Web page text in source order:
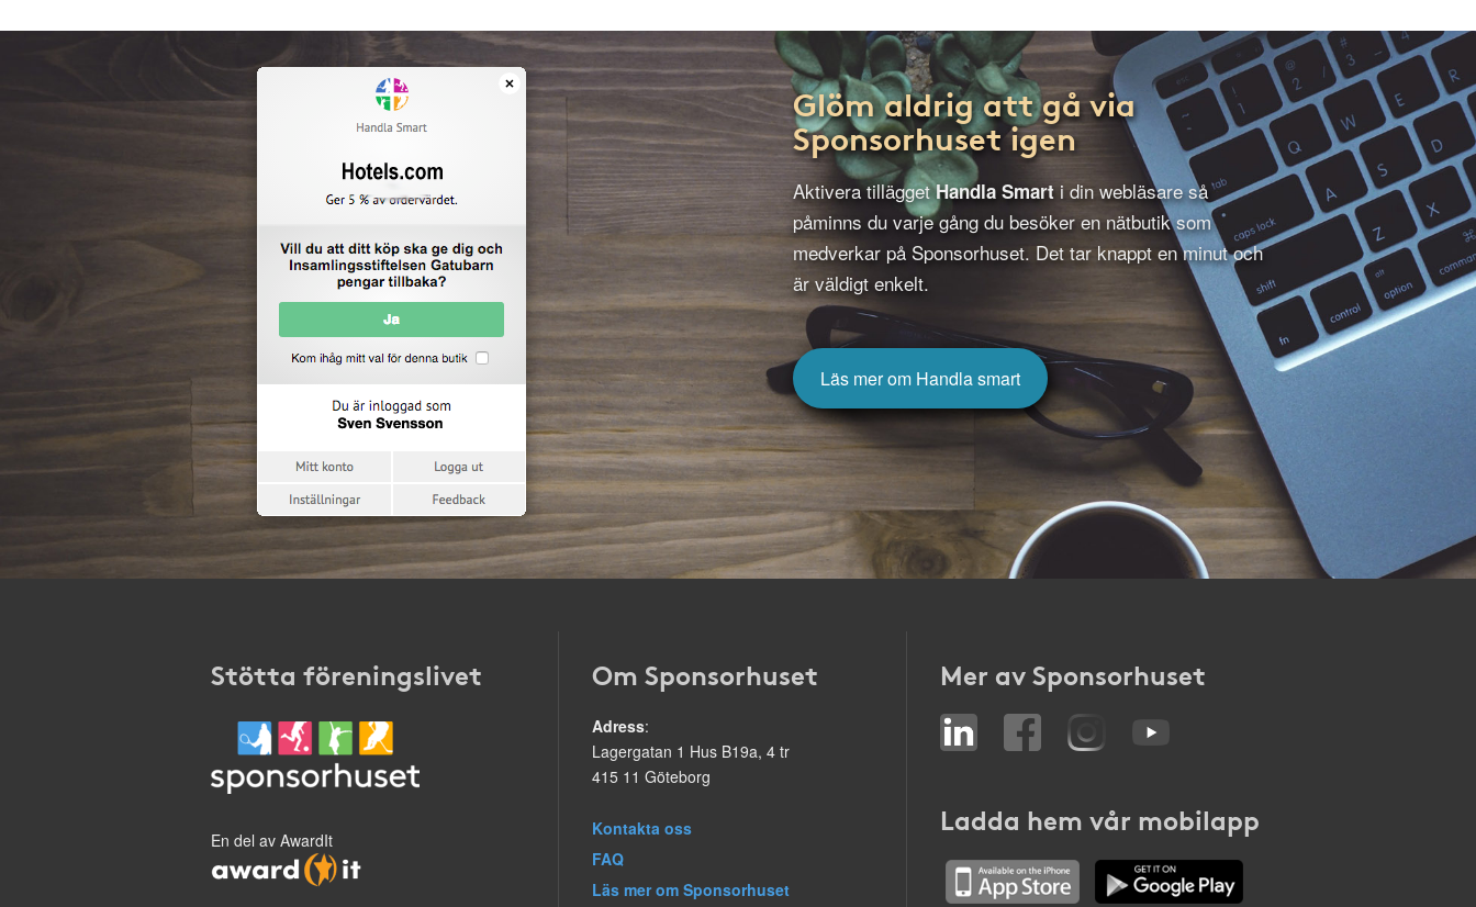
Glöm aldrig att gå via
Sponsorhuset igen
Aktivera tilläggetHandla Smarti din webläsare så
påminns du varje gång du besöker en nätbutik som
medverkar på Sponsorhuset. Det tar knappt en minut och
är väldigt enkelt.
Läs mer om Handla smart
Stötta föreningslivet
En del av AwardIt
Om Sponsorhuset
Adress:
Lagergatan 1 Hus B19a, 4 tr
415 11 Göteborg
Kontakta oss
FAQ
Läs mer om Sponsorhuset
Mer av Sponsorhuset
Ladda hem vår mobilapp